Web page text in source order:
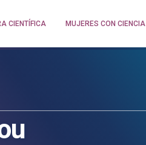
CIENTÍFICA MUJERES CON CIENCIA